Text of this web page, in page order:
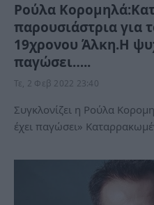
Ρούλα
παρουσιάστρια για
19χρονου Άλκη.Η
παγώσει…..
Τε, 2 Φεβ 2022 23:40
Συγκλονίζει η Ρούλα
έχει παγώσει»